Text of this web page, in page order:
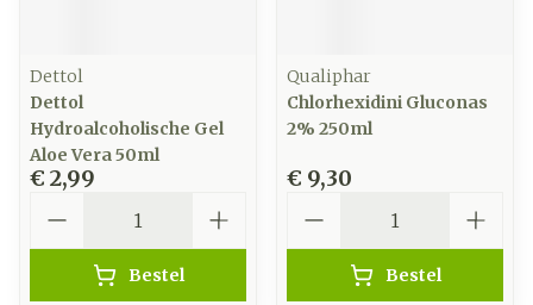
Dettol
Dettol
Hydroalcoholische Gel
Aloe Vera 50ml
€ 2,99
Bestel
Qualiphar
Chlorhexidini Gluconas
2% 250ml
€ 9,30
Bestel